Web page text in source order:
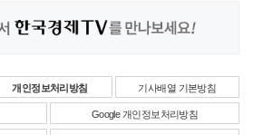
개인정보처리방침 기사배열 기본방침
Google 개인정보처리방침